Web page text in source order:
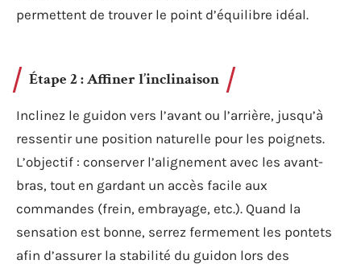
permettent de trouver le point d’équilibre idéal.
Étape 2 : Affiner l’inclinaison
Inclinez le guidon vers l’avant ou l’arrière, jusqu’à
ressentir une position naturelle pour les poignets.
L’objectif : conserver l’alignement avec les avant-
bras, tout en gardant un accès facile aux
commandes (frein, embrayage, etc.). Quand la
sensation est bonne, serrez fermement les pontets
afin d’assurer la stabilité du guidon lors des